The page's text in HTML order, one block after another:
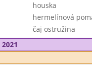
houska
hermelínová
čaj ostružina